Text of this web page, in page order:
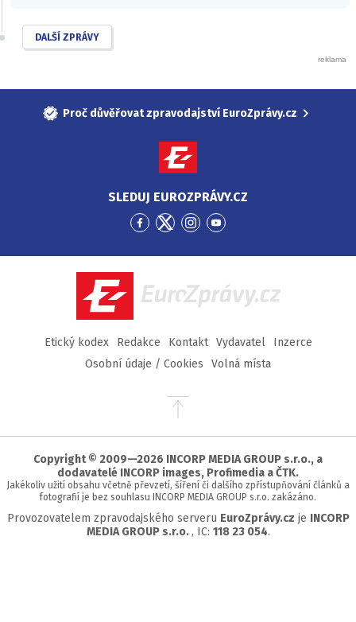
DALŠÍ ZPRÁVY
Proč důvěřovat zpravodajství EuroZprávy.cz
SLEDUJ EUROZPRÁVY.CZ
Přejít
Facebook
Přejít
Twitter
Přejít
Instagram
Přejít
YouTube
EuroZprávy.cz
Etický kodex Redakce Kontakt Vydavatel
Inzerce
Osobní údaje / Cookies
Volná místa
Přejít
stránky
Copyright © 2009—2026 INCORP MEDIA GROUP s.r.o., a
dodavatelé INCORP images, Profimedia a ČTK.
Jakékoliv užití obsahu včetně převzetí, šíření či dalšího zpřístupňování článků a
fotografií je bez souhlasu INCORP MEDIA GROUP s.r.o. zakázáno.
Provozovatelem zpravodajského serveru EuroZprávy.cz je INCORP
MEDIA GROUP s.r.o. , IC: 118 23 054.